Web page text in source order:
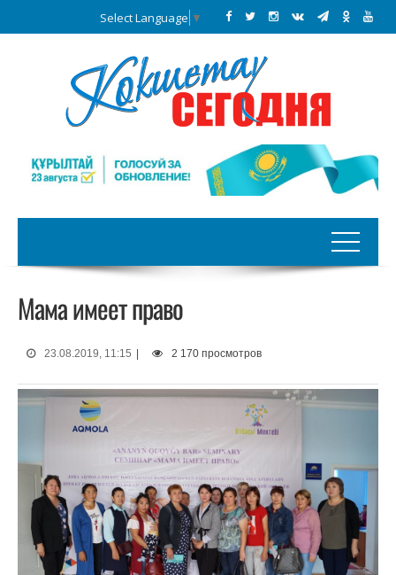
Select Language ▼
Мама имеет право
23.08.2019, 11:15 2 170 просмотров